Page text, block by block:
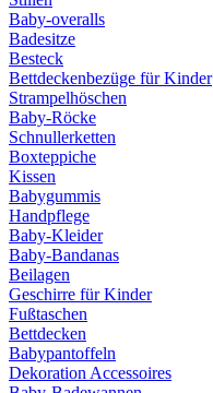
Baby-overalls
Badesitze
Besteck
Bettdeckenbezüge für Kinder
Strampelhöschen
Baby-Röcke
Schnullerketten
Boxteppiche
Kissen
Babygummis
Handpflege
Baby-Kleider
Baby-Bandanas
Beilagen
Geschirre für Kinder
Fußtaschen
Bettdecken
Babypantoffeln
Dekoration Accessoires